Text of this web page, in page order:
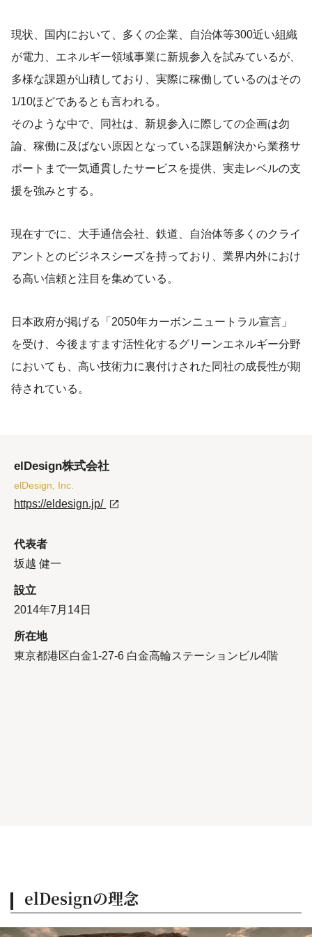
現状、国内において、多くの企業、自治体等300近い組織
が電力、エネルギー領域事業に新規参入を試みているが、
多様な課題が山積しており、実際に稼働しているのはその
1/10ほどであるとも言われる。
そのような中で、同社は、新規参入に際しての企画は勿
論、稼働に及ばない原因となっている課題解決から業務サ
ポートまで一気通貫したサービスを提供、実走レベルの支
援を強みとする。
現在すでに、大手通信会社、鉄道、自治体等多くのクライ
アントとのビジネスシーズを持っており、業界内外におけ
る高い信頼と注目を集めている。
日本政府が掲げる「2050年カーボンニュートラル宣言」
を受け、今後ますます活性化するグリーンエネルギー分野
においても、高い技術力に裏付けされた同社の成長性が期
待されている。
elDesign株式会社
elDesign, Inc.
https://eldesign.jp/
代表者
坂越 健一
設立
2014年7月14日
所在地
東京都港区白金1-27-6 白金高輪ステーションビル4階
elDesignの理念